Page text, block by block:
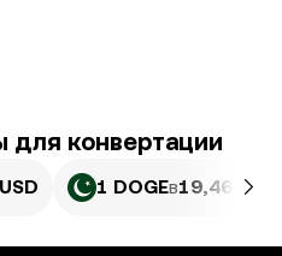
для конвертации
1 DOGEв19,46 PKR